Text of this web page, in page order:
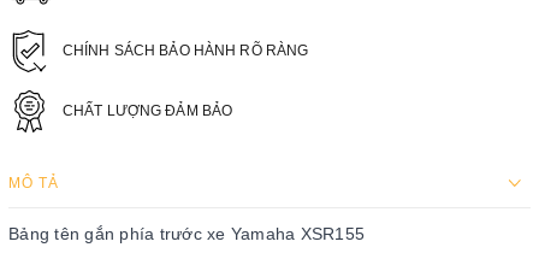
CHÍNH SÁCH BẢO HÀNH RÕ RÀNG
CHẤT LƯỢNG ĐẢM BẢO
MÔ TẢ
Bảng tên gắn phía trước xe Yamaha XSR155